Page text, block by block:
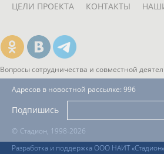
ЦЕЛИ ПРОЕКТА КОНТАКТЫ
Вопросы сотрудничества и совместной
© Стадион, 1998-2026
Разработка и поддержка ООО НАИТ «Стадион»
Адресов в новостной рассылке: 996
Подпишись